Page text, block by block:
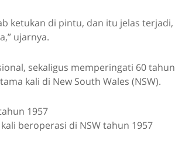
ketukan di pintu, dan itu jelas terjadi,
ujarnya.
sekaligus memperingati 60 tahun
kali di New South Wales (NSW).
beroperasi di NSW tahun 1957